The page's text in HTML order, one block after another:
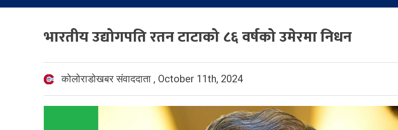
भारतीय उद्योगपति रतन टाटाको ८६ वर्षको उमेरमा निधन
कोलोराडोखबर संवाददाता , October 11th, 2024